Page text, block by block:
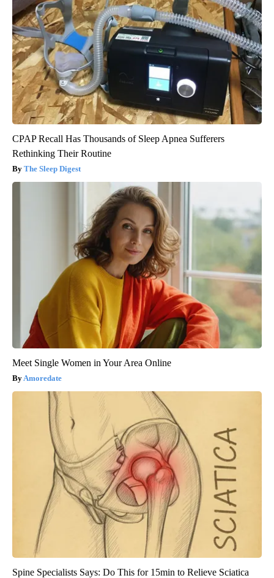
CPAP Recall Has Thousands of Sleep Apnea Sufferers
Rethinking Their Routine
The Sleep Digest
Meet Single Women in Your Area Online
Amoredate
Spine Specialists Says: Do This for 15min to Relieve Sciatica